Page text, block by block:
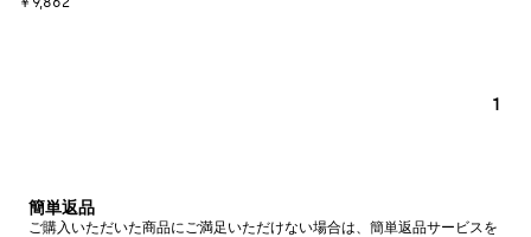
1
簡単返品
ご購入いただいた商品にご満足いただけない場合は、簡単返品サービスを